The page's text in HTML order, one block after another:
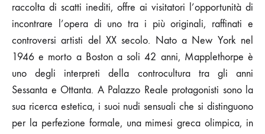
raccolta di scatti inediti, offre ai visitatori l’opportunità di
incontrare l’opera di uno tra i più originali, raffinati e
controversi artisti del XX secolo. Nato a New York nel
1946 e morto a Boston a soli 42 anni, Mapplethorpe è
uno degli interpreti della controcultura tra gli anni
Sessanta e Ottanta. A Palazzo Reale protagonisti sono la
sua ricerca estetica, i suoi nudi sensuali che si distinguono
per la perfezione formale, una mimesi greca olimpica, in